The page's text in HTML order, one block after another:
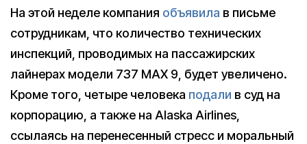
На этой неделе компания объявила в письме
сотрудникам, что количество технических
инспекций, проводимых на пассажирских
лайнерах модели 737 MAX 9, будет увеличено.
Кроме того, четыре человека подали в суд на
корпорацию, а также на Alaska Airlines,
ссылаясь на перенесенный стресс и моральный